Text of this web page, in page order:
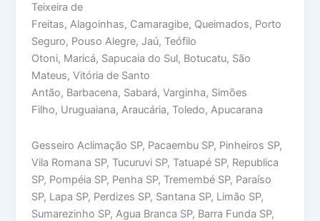
Teixeira de
Freitas, Alagoinhas, Camaragibe, Queimados, Porto
Seguro, Pouso Alegre, Jaú, Teófilo
Otoni, Maricá, Sapucaia do Sul, Botucatu, São
Mateus, Vitória de Santo
Antão, Barbacena, Sabará, Varginha, Simões
Filho, Uruguaiana, Araucária, Toledo, Apucarana
Gesseiro Aclimação SP, Pacaembu SP, Pinheiros SP,
Vila Romana SP, Tucuruvi SP, Tatuapé SP, Republica
SP, Pompéia SP, Penha SP, Tremembé SP, Paraíso
SP, Lapa SP, Perdizes SP, Santana SP, Limão SP,
Sumarezinho SP, Agua Branca SP, Barra Funda SP,